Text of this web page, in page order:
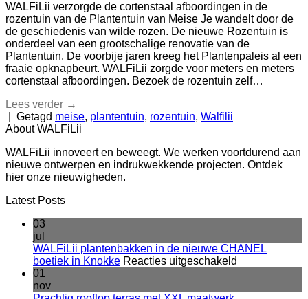
WALFiLii verzorgde de cortenstaal afboordingen in de
rozentuin van de Plantentuin van Meise Je wandelt door de
de geschiedenis van wilde rozen. De nieuwe Rozentuin is
onderdeel van een grootschalige renovatie van de
Plantentuin. De voorbije jaren kreeg het Plantenpaleis al een
fraaie opknapbeurt. WALFiLii zorgde voor meters en meters
cortenstaal afboordingen. Bezoek de rozentuin zelf…
Lees verder →
Getagd meise, plantentuin, rozentuin, Walfilii
About WALFiLii
WALFiLii innoveert en beweegt. We werken voortdurend aan
nieuwe ontwerpen en indrukwekkende projecten. Ontdek
hier onze nieuwigheden.
Latest Posts
03
jul
WALFiLii plantenbakken in de nieuwe CHANEL
boetiek in Knokke Reacties uitgeschakeld
01
nov